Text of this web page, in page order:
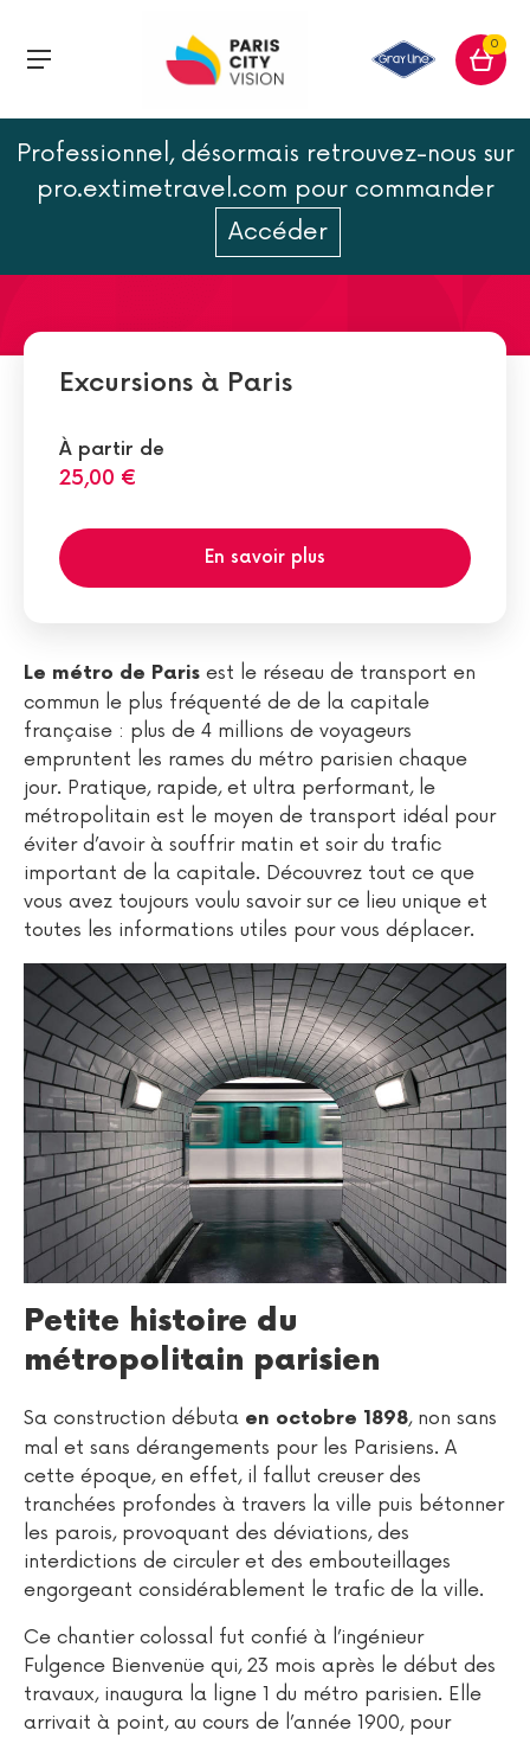
0
Professionnel, désormais retrouvez-nous sur
pro.extimetravel.com pour commander
Accéder
Découvrez le Métro de Paris
: lignes, tracés, plans...
Excursions à Paris
À partir de
25,00 €
En savoir plus
Le métro de Paris est le réseau de transport en
commun le plus fréquenté de de la capitale
française : plus de 4 millions de voyageurs
empruntent les rames du métro parisien chaque
jour. Pratique, rapide, et ultra performant, le
métropolitain est le moyen de transport idéal pour
éviter d’avoir à souffrir matin et soir du trafic
important de la capitale. Découvrez tout ce que
vous avez toujours voulu savoir sur ce lieu unique et
toutes les informations utiles pour vous déplacer.
Petite histoire du
métropolitain parisien
Sa construction débuta en octobre 1898, non sans
mal et sans dérangements pour les Parisiens. A
cette époque, en effet, il fallut creuser des
tranchées profondes à travers la ville puis bétonner
les parois, provoquant des déviations, des
interdictions de circuler et des embouteillages
engorgeant considérablement le trafic de la ville.
Ce chantier colossal fut confié à l’ingénieur
Fulgence Bienvenüe qui, 23 mois après le début des
travaux, inaugura la ligne 1 du métro parisien. Elle
arrivait à point, au cours de l’année 1900, pour